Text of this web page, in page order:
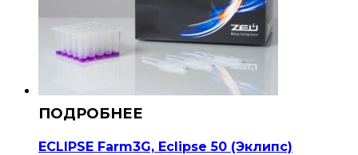
ECLIPSE Farm3G, Eclipse 50 (Эклипс)